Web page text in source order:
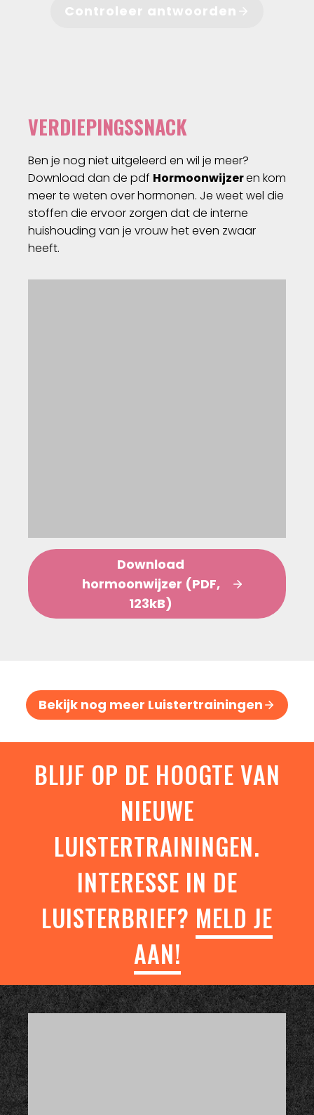
Controleer antwoorden
VERDIEPINGSSNACK
Ben je nog niet uitgeleerd en wil je meer?
Download dan de pdf Hormoonwijzeren kom
meer te weten over hormonen. Je weet wel die
stoffen die ervoor zorgen dat de interne
huishouding van je vrouw het even zwaar
heeft.
Download
hormoonwijzer (PDF,
123kB)
Bekijk nog meer Luistertrainingen
BLIJF OP DE HOOGTE VAN
NIEUWE
LUISTERTRAININGEN.
INTERESSE IN DE
LUISTERBRIEF? MELD JE
AAN!